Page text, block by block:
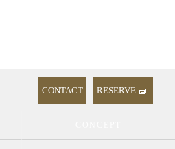
CONTACT RESERVE